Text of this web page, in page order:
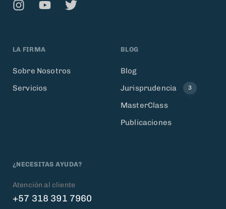
LA FIRMA
Sobre Nosotros
Servicios
BLOG
Blog
Jurisprudencia
3
MasterClass
Publicaciones
¿NECESITAS AYUDA?
Atención al cliente
+57 318 391 7960